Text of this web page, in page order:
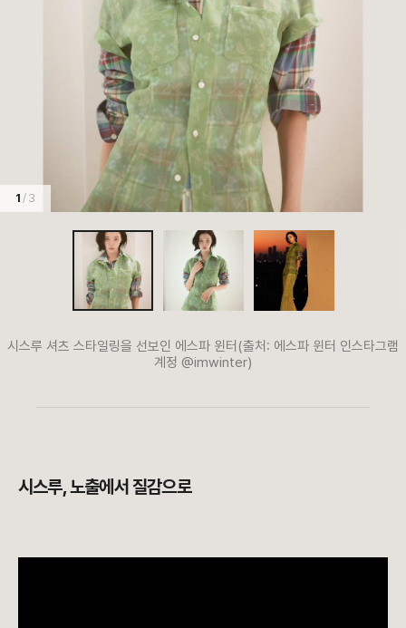
1 / 3
시스루 셔츠 스타일링을 선보인 에스파 윈터(출처: 에스파 윈터 인스타그램
계정 @imwinter)
시스루, 노출에서 질감으로